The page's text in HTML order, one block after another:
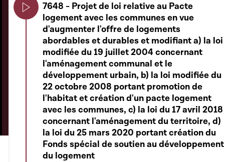
7648 - Projet de loi relative au Pacte
logement avec les communes en vue
d'augmenter l'offre de logements
abordables et durables et modifiant a) la loi
modifiée du 19 juillet 2004 concernant
l'aménagement communal et le
développement urbain, b) la loi modifiée du
22 octobre 2008 portant promotion de
l'habitat et création d'un pacte logement
avec les communes, c) la loi du 17 avril 2018
concernant l'aménagement du territoire, d)
la loi du 25 mars 2020 portant création du
Fonds spécial de soutien au développement
du logement
Play